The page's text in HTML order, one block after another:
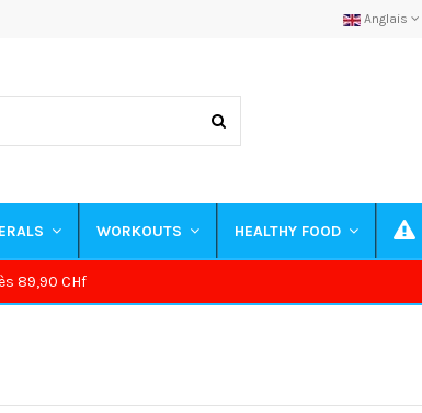
Anglais
WORKOUTS HEALTHY FOOD
89,90 CHf